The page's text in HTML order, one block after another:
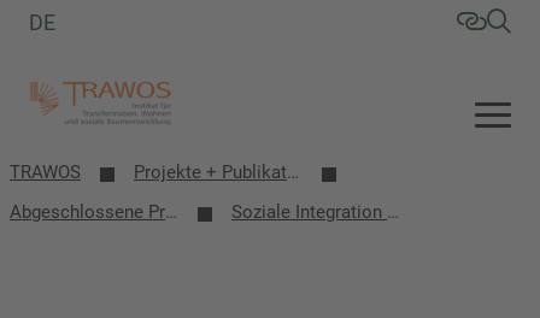
DE
TRAWOS
Projekte + Publikationen
Abgeschlossene Projekte
Soziale Integration ohne Eliten?